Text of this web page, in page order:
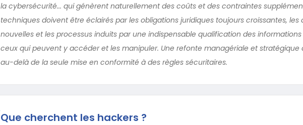
la cybersécurité... qui génèrent naturellement des coûts et des contraintes
techniques doivent être éclairés par les obligations juridiques toujours croissantes, les
nouvelles et les processus induits par une indispensable qualification des
ceux qui peuvent y accéder et les manipuler. Une refonte managériale et stratégique
au-delà de la seule mise en conformité à des règles sécuritaires.
Que cherchent les hackers ?